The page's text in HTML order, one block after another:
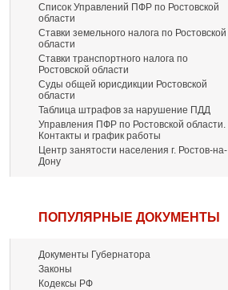
Список Управлений ПФР по Ростовской
области
Ставки земельного налога по Ростовской
области
Ставки транспортного налога по
Ростовской области
Суды общей юрисдикции Ростовской
области
Таблица штрафов за нарушение ПДД
Управления ПФР по Ростовской области.
Контакты и график работы
Центр занятости населения г. Ростов-на-
Дону
ПОПУЛЯРНЫЕ ДОКУМЕНТЫ
Документы Губернатора
Законы
Кодексы РФ